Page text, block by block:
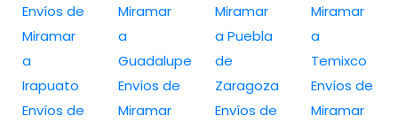
Envíos de
Miramar
a
Irapuato
Envíos de
Miramar
a
Guadalupe
Envíos de
Miramar
Miramar
a Puebla
de
Zaragoza
Envíos de
Miramar
a
Temixco
Envíos de
Miramar